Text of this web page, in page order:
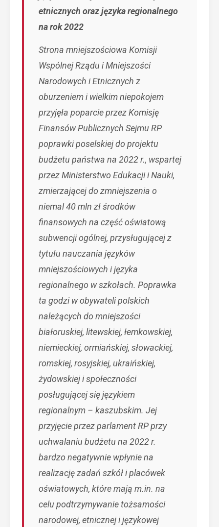
etnicznych oraz języka regionalnego
na rok 2022
Strona mniejszościowa Komisji
Wspólnej Rządu i Mniejszości
Narodowych i Etnicznych z
oburzeniem i wielkim niepokojem
przyjęła poparcie przez Komisję
Finansów Publicznych Sejmu RP
poprawki poselskiej do projektu
budżetu państwa na 2022 r., wspartej
przez Ministerstwo Edukacji i Nauki,
zmierzającej do zmniejszenia o
niemal 40 mln zł środków
finansowych na część oświatową
subwencji ogólnej, przysługującej z
tytułu nauczania języków
mniejszościowych i języka
regionalnego w szkołach. Poprawka
ta godzi w obywateli polskich
należących do mniejszości
białoruskiej, litewskiej, łemkowskiej,
niemieckiej, ormiańskiej, słowackiej,
romskiej, rosyjskiej, ukraińskiej,
żydowskiej i społeczności
posługującej się językiem
regionalnym – kaszubskim. Jej
przyjęcie przez parlament RP przy
uchwalaniu budżetu na 2022 r.
bardzo negatywnie wpłynie na
realizację zadań szkół i placówek
oświatowych, które mają m.in. na
celu podtrzymywanie tożsamości
narodowej, etnicznej i językowej